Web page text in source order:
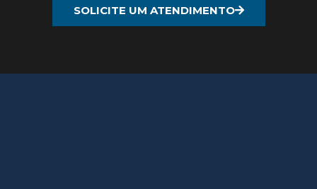
SOLICITE UM ATENDIMENTO